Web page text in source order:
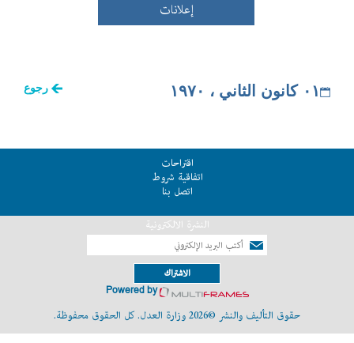
إعلانات
٠١ كانون الثاني ، ١٩٧٠ رجوع
اقتراحات
اتفاقية شروط
اتصل بنا
النشرة الالكترونية
الاشتراك
Powered by
حقوق التأليف والنشر ©2026 وزارة العدل. كل الحقوق محفوظة.